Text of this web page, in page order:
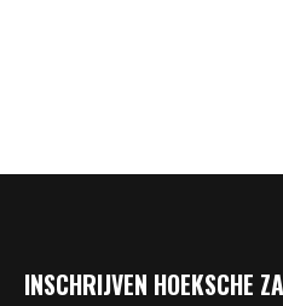
INSCHRIJVEN HOEKSCHE